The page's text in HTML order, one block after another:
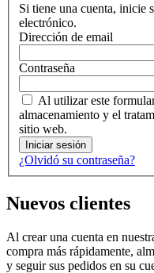
Si tiene una cuenta, inicie
electrónico.
Dirección de email
Contraseña
Al utilizar este
almacenamiento y el
sitio web.
Iniciar sesión
¿Olvidó su contraseña?
Nuevos clientes
Al crear una cuenta en
compra más rápidamente,
y seguir sus pedidos en su